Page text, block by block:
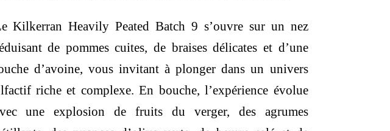
Kilkerran Heavily Peated Batch 9 s’ouvre sur un nez
de pommes cuites, de braises délicates et d’une
d’avoine, vous invitant à plonger dans un univers
riche et complexe. En bouche, l’expérience évolue
une explosion de fruits du verger, des agrumes